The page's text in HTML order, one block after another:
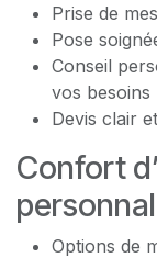
Prise de
Pose
Conseil
vos besoins
Devis clair
Confort
Options de